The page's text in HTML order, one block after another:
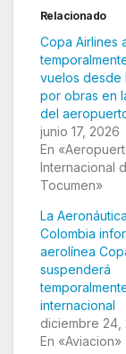
Relacionado
Copa Airlines
vuelos desde
por obras en
del
junio 17, 2026
En
Internacional
Tocumen»
La
Colombia
aerolínea
suspenderá
internacional
diciembre 24,
En «Aviacion»